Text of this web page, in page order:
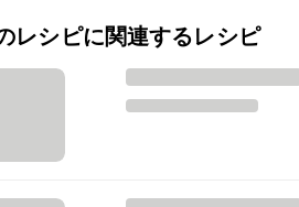
レシピに関連するレシピ